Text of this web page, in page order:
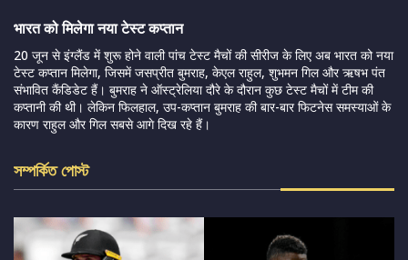
भारत को मिलेगा नया टेस्ट कप्तान
20 जून से इंग्लैंड में शुरू होने वाली पांच टेस्ट मैचों की सीरीज के लिए अब भारत को नया
टेस्ट कप्तान मिलेगा, जिसमें जसप्रीत बुमराह, केएल राहुल, शुभमन गिल और ऋषभ पंत
संभावित कैंडिडेट हैं। बुमराह ने ऑस्ट्रेलिया दौरे के दौरान कुछ टेस्ट मैचों में टीम की
कप्तानी की थी। लेकिन फिलहाल, उप-कप्तान बुमराह की बार-बार फिटनेस समस्याओं के
कारण राहुल और गिल सबसे आगे दिख रहे हैं।
সম্পর্কিত পোস্ট